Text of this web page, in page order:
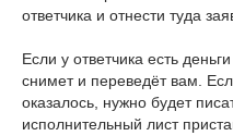
ответчика и отнести туда
Если у ответчика есть
снимет и переведёт вам.
оказалось, нужно будет
исполнительный лист